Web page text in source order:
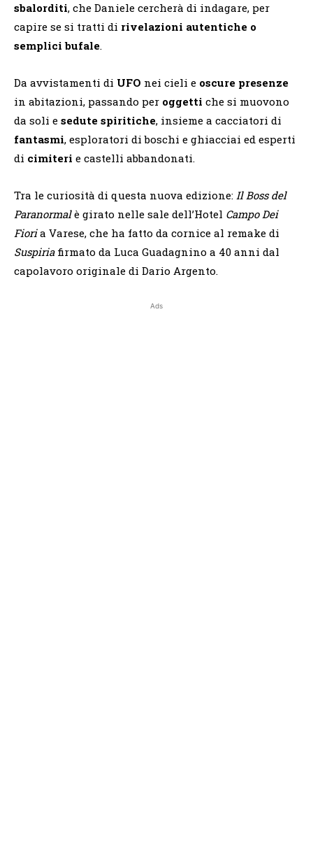
sbalorditi, che Daniele cercherà di indagare, per
capire se si tratti di rivelazioni autentiche o
semplici bufale.
Da avvistamenti di UFO nei cieli e oscure presenze
in abitazioni, passando per oggetti che si muovono
da soli e sedute spiritiche, insieme a cacciatori di
fantasmi, esploratori di boschi e ghiacciai ed esperti
di cimiteri e castelli abbandonati.
Tra le curiosità di questa nuova edizione: Il Boss del
Paranormalè girato nelle sale dell’Hotel Campo Dei
Fioria Varese, che ha fatto da cornice al remake di
Suspiriafirmato da Luca Guadagnino a 40 anni dal
capolavoro originale di Dario Argento.
Ads